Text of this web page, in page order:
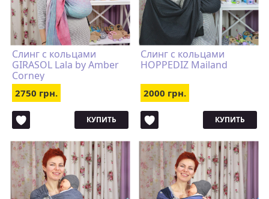
Слинг с кольцами
GIRASOL Lala by Amber
Corney
2750 грн.
КУПИТЬ
Слинг с кольцами
HOPPEDIZ Mailand
2000 грн.
КУПИТЬ